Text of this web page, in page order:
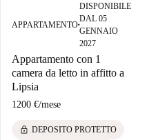
APPARTAMENTO■
DISPONIBILE
DAL 05
GENNAIO
2027
Appartamento con 1
camera da letto in affitto a
Lipsia
1200 €/mese
lock DEPOSITO PROTETTO